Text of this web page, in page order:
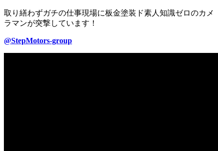
取り繕わずガチの仕事現場に板金塗装ド素人知識ゼロのカメ
ラマンが突撃しています！
@StepMotors-group